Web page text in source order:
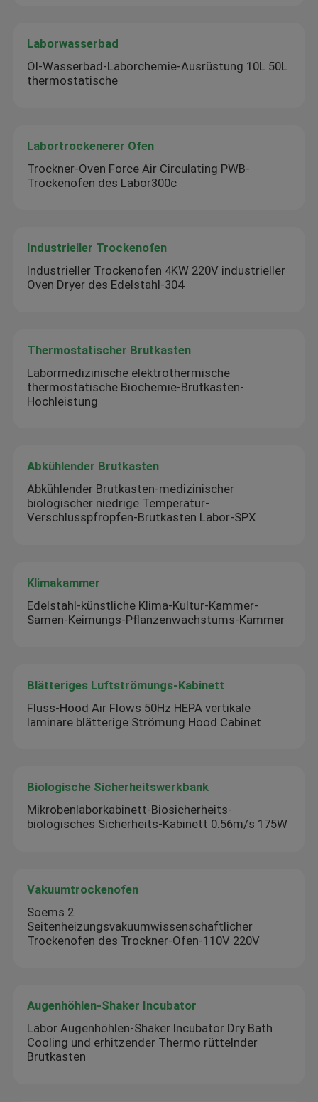
Laborwasserbad
Öl-Wasserbad-Laborchemie-Ausrüstung 10L 50L
thermostatische
Labortrockenerer Ofen
Trockner-Oven Force Air Circulating PWB-
Trockenofen des Labor300c
Industrieller Trockenofen
Industrieller Trockenofen 4KW 220V industrieller
Oven Dryer des Edelstahl-304
Thermostatischer Brutkasten
Labormedizinische elektrothermische
thermostatische Biochemie-Brutkasten-
Hochleistung
Abkühlender Brutkasten
Abkühlender Brutkasten-medizinischer
biologischer niedrige Temperatur-
Verschlusspfropfen-Brutkasten Labor-SPX
Klimakammer
Edelstahl-künstliche Klima-Kultur-Kammer-
Samen-Keimungs-Pflanzenwachstums-Kammer
Blätteriges Luftströmungs-Kabinett
Fluss-Hood Air Flows 50Hz HEPA vertikale
laminare blätterige Strömung Hood Cabinet
Biologische Sicherheitswerkbank
Mikrobenlaborkabinett-Biosicherheits-
biologisches Sicherheits-Kabinett 0.56m/s 175W
Vakuumtrockenofen
Soems 2
Seitenheizungsvakuumwissenschaftlicher
Trockenofen des Trockner-Ofen-110V 220V
Augenhöhlen-Shaker Incubator
Labor Augenhöhlen-Shaker Incubator Dry Bath
Cooling und erhitzender Thermo rüttelnder
Brutkasten